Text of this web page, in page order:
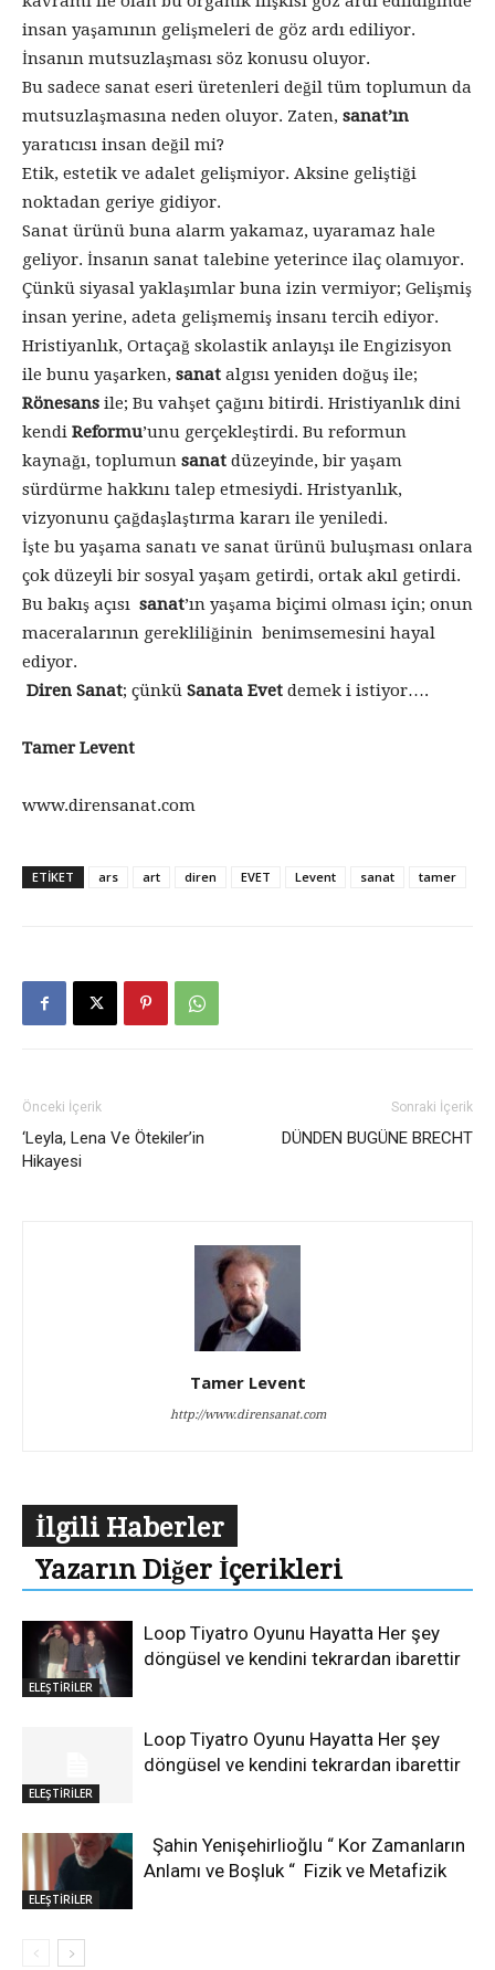
insan yaşamının gelişmeleri de göz ardı ediliyor.
İnsanın mutsuzlaşması söz konusu oluyor.
Bu sadece sanat eseri üretenleri değil tüm toplumun da
mutsuzlaşmasına neden oluyor. Zaten, sanat’ın
yaratıcısı insan değil mi?
Etik, estetik ve adalet gelişmiyor. Aksine geliştiği
noktadan geriye gidiyor.
Sanat ürünü buna alarm yakamaz, uyaramaz hale
geliyor. İnsanın sanat talebine yeterince ilaç olamıyor.
Çünkü siyasal yaklaşımlar buna izin vermiyor; Gelişmiş
insan yerine, adeta gelişmemiş insanı tercih ediyor.
Hristiyanlık, Ortaçağ skolastik anlayışı ile Engizisyon
ile bunu yaşarken, sanat algısı yeniden doğuş ile;
Rönesans ile; Bu vahşet çağını bitirdi. Hristiyanlık dini
kendi Reformu’unu gerçekleştirdi. Bu reformun
kaynağı, toplumun sanat düzeyinde, bir yaşam
sürdürme hakkını talep etmesiydi. Hristyanlık,
vizyonunu çağdaşlaştırma kararı ile yeniledi.
İşte bu yaşama sanatı ve sanat ürünü buluşması onlara
çok düzeyli bir sosyal yaşam getirdi, ortak akıl getirdi.
Bu bakış açısı sanat’ın yaşama biçimi olması için; onun
maceralarının gerekliliğinin benimsemesini hayal
ediyor.
Diren Sanat; çünkü Sanata Evet demek i istiyor….
Tamer Levent
www.dirensanat.com
ETİKET ars art diren EVET Levent sanat tamer
Önceki İçerik
‘Leyla, Lena Ve Ötekiler’in
Hikayesi
Sonraki İçerik
DÜNDEN BUGÜNE BRECHT
Tamer Levent
http://www.dirensanat.com
İlgili Haberler
Yazarın Diğer İçerikleri
ELEŞTİRİLER
Loop Tiyatro Oyunu Hayatta Her şey
döngüsel ve kendini tekrardan ibarettir
ELEŞTİRİLER
Loop Tiyatro Oyunu Hayatta Her şey
döngüsel ve kendini tekrardan ibarettir
ELEŞTİRİLER
Şahin Yenişehirlioğlu “ Kor Zamanların
Anlamı ve Boşluk “ Fizik ve Metafizik